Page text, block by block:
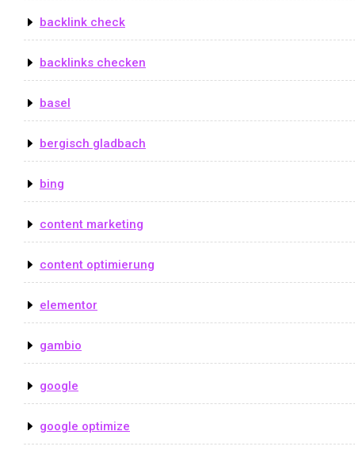
backlink check
backlinks checken
basel
bergisch gladbach
bing
content marketing
content optimierung
elementor
gambio
google
google optimize